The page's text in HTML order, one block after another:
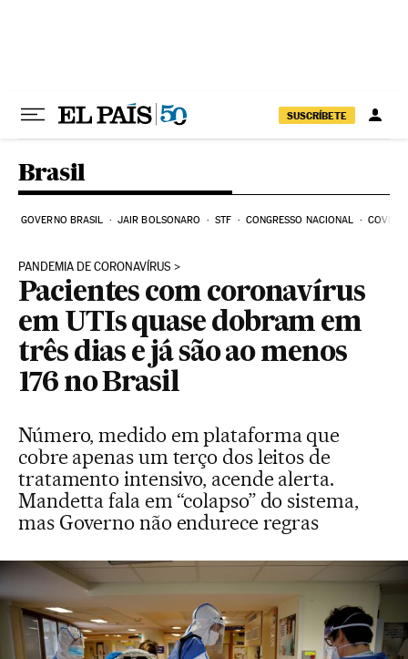
SUSCRÍBETE
Brasil
GOVERNO BRASIL JAIR BOLSONARO STF CONGRESSO NACIONAL COVID-
PANDEMIA DE CORONAVÍRUS
Pacientes com coronavírus
em UTIs quase dobram em
três dias e já são ao menos
176 no Brasil
Número, medido em plataforma que
cobre apenas um terço dos leitos de
tratamento intensivo, acende alerta.
Mandetta fala em “colapso” do sistema,
mas Governo não endurece regras